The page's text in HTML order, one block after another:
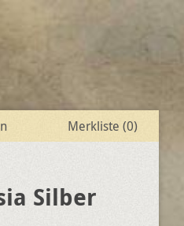
Merkliste (0)
Silber